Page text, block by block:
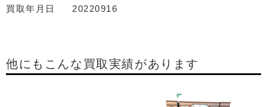
買取年月日
20220916
他にもこんな買取実績があります